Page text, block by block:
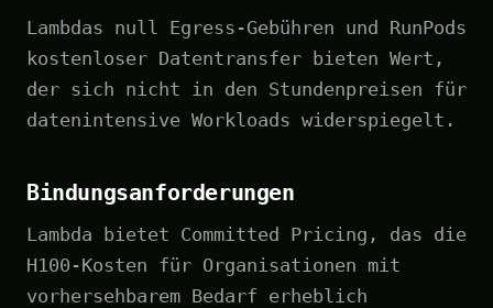
Lambdas null Egress-Gebühren und RunPods
kostenloser Datentransfer bieten Wert,
der sich nicht in den Stundenpreisen für
datenintensive Workloads widerspiegelt.
Bindungsanforderungen
Lambda bietet Committed Pricing, das die
H100-Kosten für Organisationen mit
vorhersehbarem Bedarf erheblich